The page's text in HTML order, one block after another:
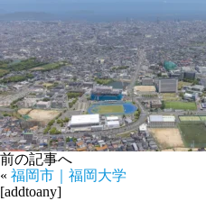
前の記事へ
« 福岡市｜福岡大学
[addtoany]